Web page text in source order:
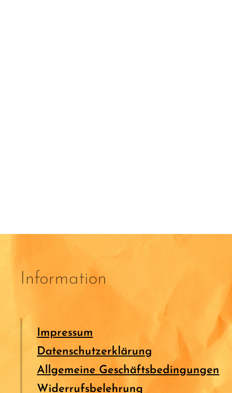
Information
Impressum
Datenschutzerklärung
Allgemeine Geschäftsbedingungen
Widerrufsbelehrung